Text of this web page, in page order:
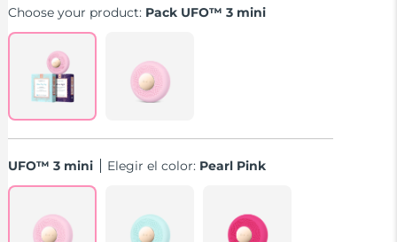
Choose your product: Pack UFO™ 3 mini
UFO™ 3 mini Elegir el color: Pearl Pink